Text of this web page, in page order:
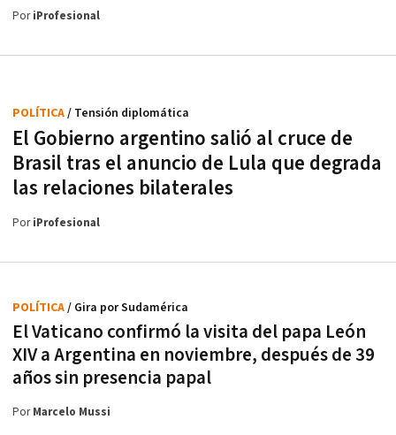
PoriProfesional
El Gobierno argentino salió al cruce de
Brasil tras el anuncio de Lula que degrada
las relaciones bilaterales
POLÍTICA/ Tensión diplomática
PoriProfesional
El Vaticano confirmó la visita del papa León
XIV a Argentina en noviembre, después de 39
años sin presencia papal
POLÍTICA/ Gira por Sudamérica
PorMarcelo Mussi